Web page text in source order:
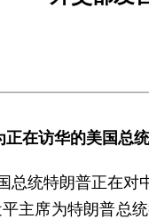
在访华的美国总
总统特朗普正在
主席为特朗普总